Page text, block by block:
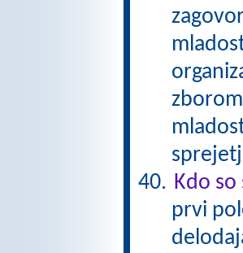
Kdo
prvi